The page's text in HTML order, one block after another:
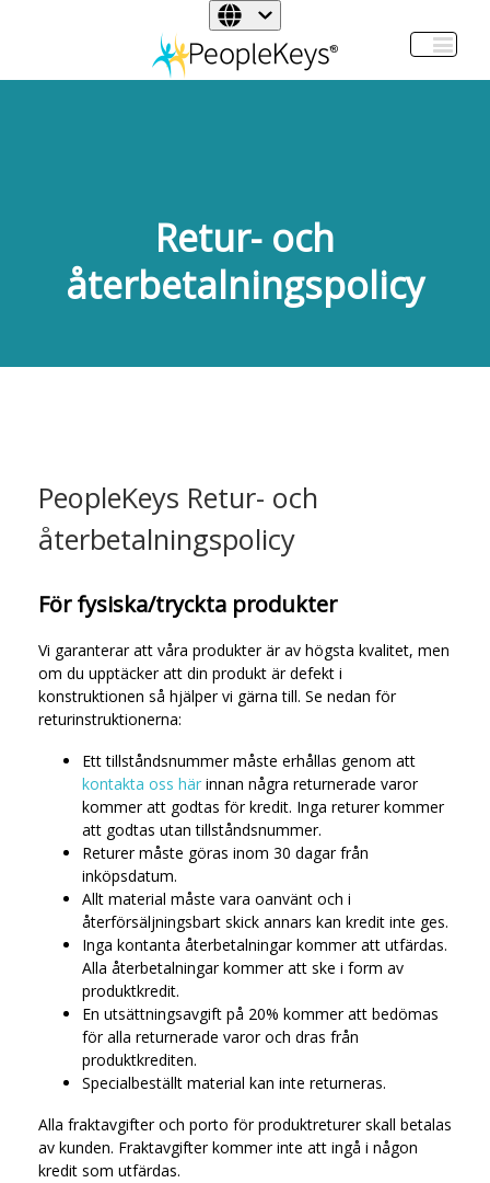
Retur- och
återbetalningspolicy
PeopleKeys Retur- och
återbetalningspolicy
För fysiska/tryckta produkter
Vi garanterar att våra produkter är av högsta kvalitet, men
om du upptäcker att din produkt är defekt i
konstruktionen så hjälper vi gärna till. Se nedan för
returinstruktionerna:
Ett tillståndsnummer måste erhållas genom att
kontakta oss här innan några returnerade varor
kommer att godtas för kredit. Inga returer kommer
att godtas utan tillståndsnummer.
Returer måste göras inom 30 dagar från
inköpsdatum.
Allt material måste vara oanvänt och i
återförsäljningsbart skick annars kan kredit inte ges.
Inga kontanta återbetalningar kommer att utfärdas.
Alla återbetalningar kommer att ske i form av
produktkredit.
En utsättningsavgift på 20% kommer att bedömas
för alla returnerade varor och dras från
produktkrediten.
Specialbeställt material kan inte returneras.
Alla fraktavgifter och porto för produktreturer skall betalas
av kunden. Fraktavgifter kommer inte att ingå i någon
kredit som utfärdas.